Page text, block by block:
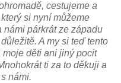
cestujeme a
si nyní můžeme
námi párkrát ze západu
A my si teď tento
děti ani jiný pocit
ti za to děkuji a
námi.